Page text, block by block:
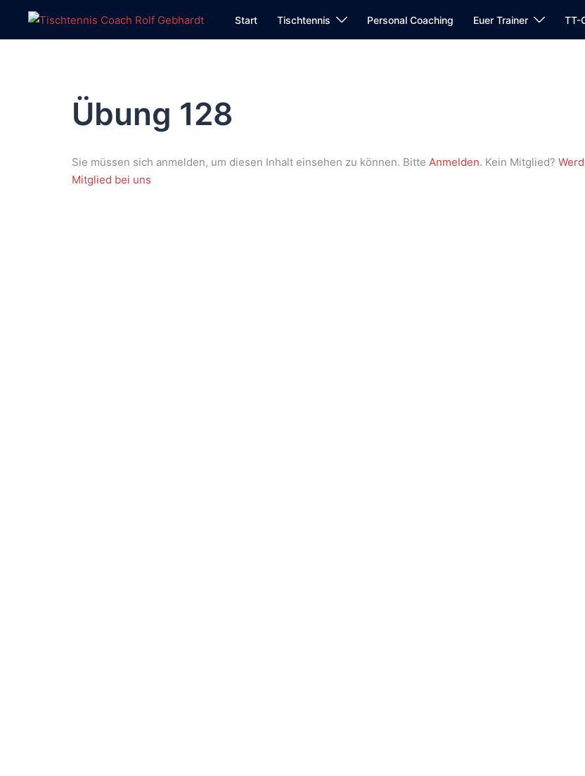
springen
Start Tischtennis Personal Coaching Euer Trainer TT-
Übung 128
Sie müssen sich anmelden, um diesen Inhalt einsehen zu können. Bitte Anmelden. Kein Mitglied?
Mitglied bei uns